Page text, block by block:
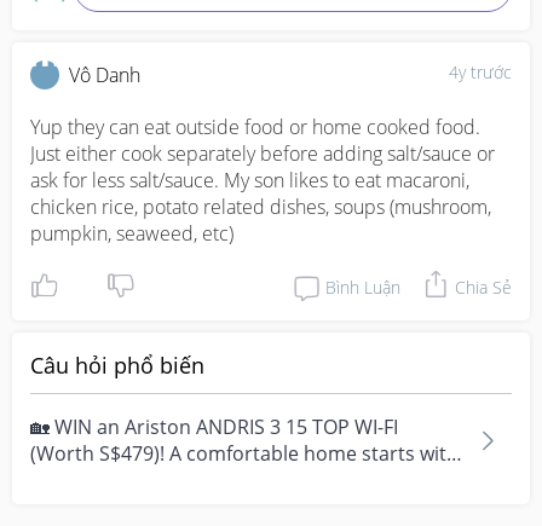
4y trước
Vô Danh
Yup they can eat outside food or home cooked food.
Just either cook separately before adding salt/sauce or
ask for less salt/sauce. My son likes to eat macaroni,
chicken rice, potato related dishes, soups (mushroom,
pumpkin, seaweed, etc)
Bình Luận Chia Sẻ
Câu hỏi phổ biến
🏡 WIN an Ariston ANDRIS 3 15 TOP WI-FI
(Worth S$479)! A comfortable home starts with